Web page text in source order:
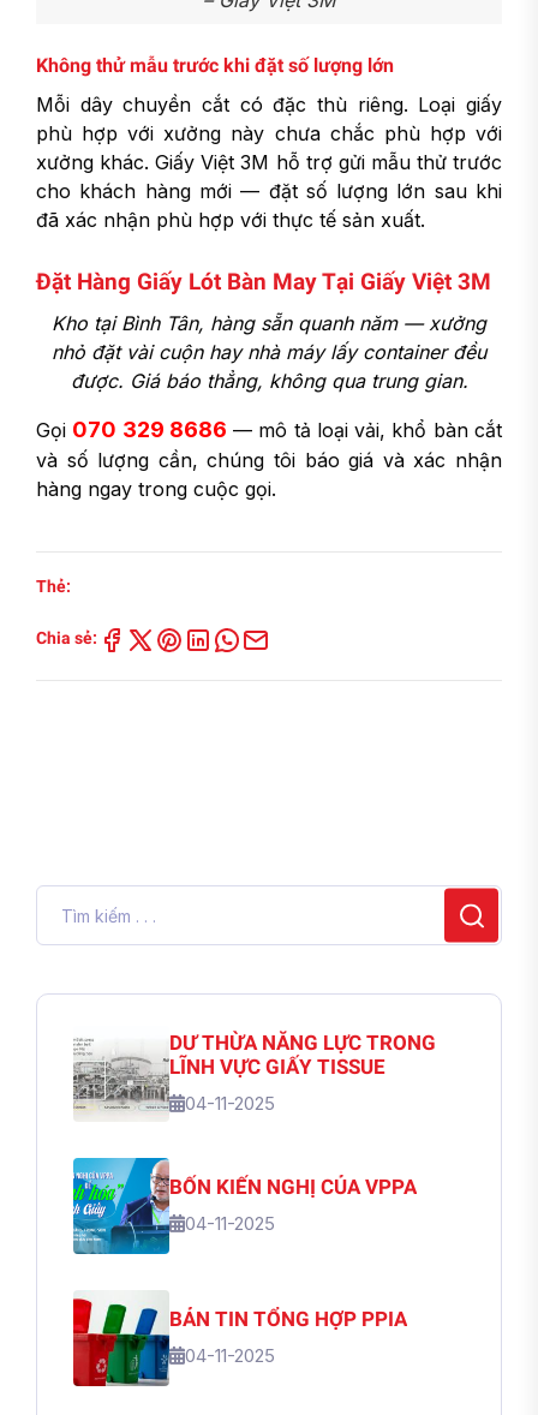
Không thử mẫu trước khi đặt số lượng lớn
Mỗi dây chuyền cắt có đặc thù riêng. Loại giấy
phù hợp với xưởng này chưa chắc phù hợp với
xưởng khác. Giấy Việt 3M hỗ trợ gửi mẫu thử trước
cho khách hàng mới — đặt số lượng lớn sau khi
đã xác nhận phù hợp với thực tế sản xuất.
Đặt Hàng Giấy Lót Bàn May Tại Giấy Việt 3M
Kho tại Bình Tân, hàng sẵn quanh năm — xưởng
nhỏ đặt vài cuộn hay nhà máy lấy container đều
được. Giá báo thẳng, không qua trung gian.
Gọi 070 329 8686 — mô tả loại vải, khổ bàn cắt
và số lượng cần, chúng tôi báo giá và xác nhận
hàng ngay trong cuộc gọi.
Thẻ:
Chia sẻ:
DƯ THỪA NĂNG LỰC TRONG
LĨNH VỰC GIẤY TISSUE
04-11-2025
BỐN KIẾN NGHỊ CỦA VPPA
04-11-2025
BẢN TIN TỔNG HỢP PPIA
04-11-2025